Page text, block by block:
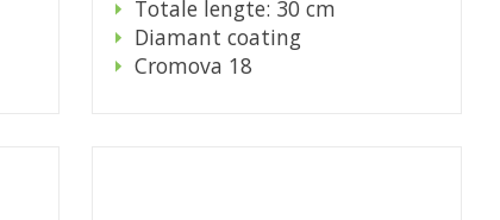
Totale lengte: 30 cm
Diamant coating
Cromova 18